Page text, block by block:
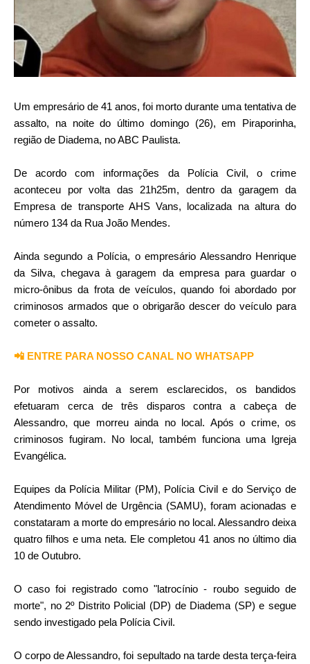
Um empresário de 41 anos, foi morto durante uma tentativa de
assalto, na noite do último domingo (26), em Piraporinha,
região de Diadema, no ABC Paulista.
De acordo com informações da Polícia Civil, o crime
aconteceu por volta das 21h25m, dentro da garagem da
Empresa de transporte AHS Vans, localizada na altura do
número 134 da Rua João Mendes.
Ainda segundo a Polícia, o empresário Alessandro Henrique
da Silva, chegava à garagem da empresa para guardar o
micro-ônibus da frota de veículos, quando foi abordado por
criminosos armados que o obrigarão descer do veículo para
cometer o assalto.
📲 ENTRE PARA NOSSO CANAL NO WHATSAPP
Por motivos ainda a serem esclarecidos, os bandidos
efetuaram cerca de três disparos contra a cabeça de
Alessandro, que morreu ainda no local. Após o crime, os
criminosos fugiram. No local, também funciona uma Igreja
Evangélica.
Equipes da Polícia Militar (PM), Polícia Civil e do Serviço de
Atendimento Móvel de Urgência (SAMU), foram acionadas e
constataram a morte do empresário no local. Alessandro deixa
quatro filhos e uma neta. Ele completou 41 anos no último dia
10 de Outubro.
O caso foi registrado como "latrocínio - roubo seguido de
morte", no 2º Distrito Policial (DP) de Diadema (SP) e segue
sendo investigado pela Polícia Civil.
O corpo de Alessandro, foi sepultado na tarde desta terça-feira